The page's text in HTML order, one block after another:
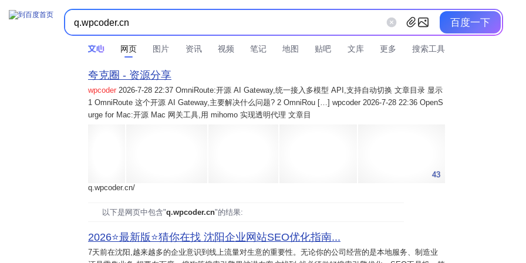
百度一下
网页 图片 资讯 视频 笔记 地图 贴吧 文库 更多 搜索工具
夸克圈 - 资源分享
wpcoder 2026-7-28 22:37 OmniRoute:开源 AI Gateway,统一接入多模型 API,支持自动切换 文章目录 显示
1 OmniRoute 这个开源 AI Gateway,主要解决什么问题? 2 OmniRou […] wpcoder 2026-7-28 22:36 OpenS
urge for Mac:开源 Mac 网关工具,用 mihomo 实现透明代理 文章目
43
q.wpcoder.cn/
以下是网页中包含"q.wpcoder.cn"的结果:
2026⭐️最新版⭐️猜你在找 沈阳企业网站SEO优化指南...
7天前在沈阳,越来越多的企业意识到线上流量对生意的重要性。无论你的公司经营的是本地服务、制造业